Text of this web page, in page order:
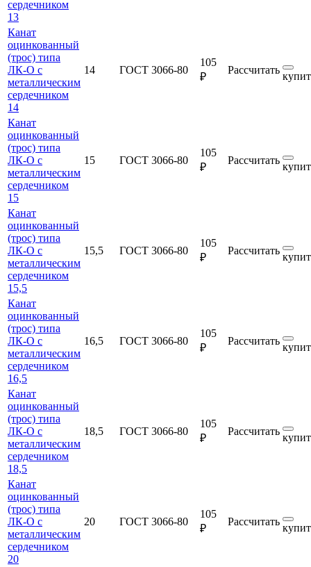
сердечником
13
Канат
оцинкованный
(трос) типа
ЛК-О с
металлическим
сердечником
14
14 ГОСТ 3066-80
105
₽
Рассчитать
Канат
оцинкованный
(трос) типа
ЛК-О с
металлическим
сердечником
15
15 ГОСТ 3066-80
105
₽
Рассчитать
Канат
оцинкованный
(трос) типа
ЛК-О с
металлическим
сердечником
15,5
15,5 ГОСТ 3066-80
105
₽
Рассчитать
Канат
оцинкованный
(трос) типа
ЛК-О с
металлическим
сердечником
16,5
16,5 ГОСТ 3066-80
105
₽
Рассчитать
Канат
оцинкованный
(трос) типа
ЛК-О с
металлическим
сердечником
18,5
18,5 ГОСТ 3066-80
105
₽
Рассчитать
Канат
оцинкованный
(трос) типа
ЛК-О с
металлическим
сердечником
20
20 ГОСТ 3066-80
105
₽
Рассчитать